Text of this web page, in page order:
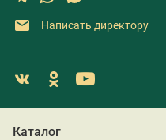
Написать директору
Каталог